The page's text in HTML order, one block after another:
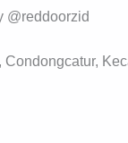
@reddoorzid